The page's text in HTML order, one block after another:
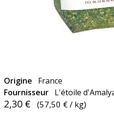
Origine
France
Fournisseur L'étoile
2,30 € (57,50 €/ kg)